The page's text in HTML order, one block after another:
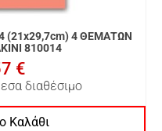
(21x29,7cm) 4 ΘΕΜΑΤΩΝ
810014
€
διαθέσιμο
Καλάθι